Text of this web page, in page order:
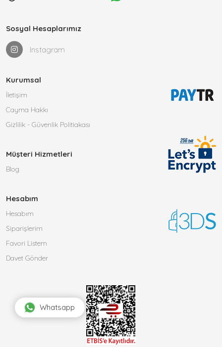
Sosyal Hesaplarımız
Instagram
Kurumsal
İletişim
Cayma Hakkı
Gizlilik - Güvenlik Politiakası
Müşteri Hizmetleri
Blog
Hesabım
Hesabım
Siparişlerim
Favori Listem
Davet Gönder
Whatsapp